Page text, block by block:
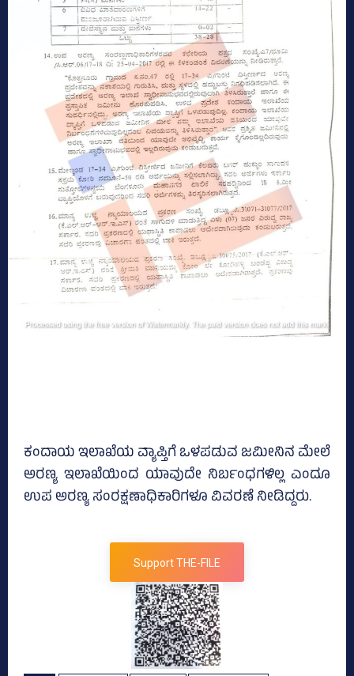
ಕಂದಾಯ ಇಲಾಖೆಯ ವ್ಯಾಪ್ತಿಗೆ ಒಳಪಡುವ ಜಮೀನಿನ ಮೇಲೆ
ಅರಣ್ಯ ಇಲಾಖೆಯಿಂದ ಯಾವುದೇ ನಿರ್ಬಂಧಗಳಿಲ್ಲ ಎಂದೂ
ಉಪ ಅರಣ್ಯ ಸಂರಕ್ಷಣಾಧಿಕಾರಿಗಳೂ ವಿವರಣೆ ನೀಡಿದ್ದರು.
Support THE-FILE